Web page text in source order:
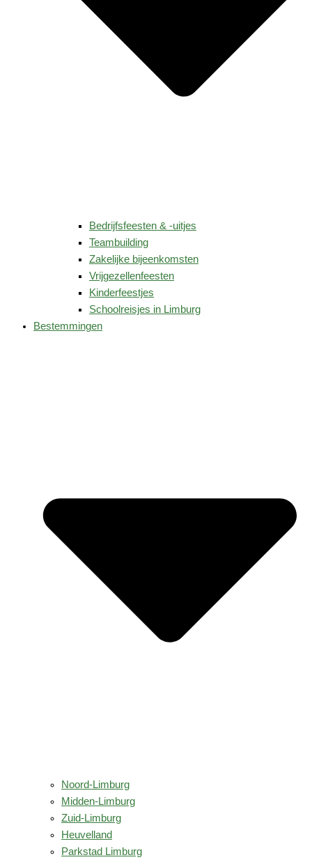
Bedrijfsfeesten & -uitjes
Teambuilding
Zakelijke bijeenkomsten
Vrijgezellenfeesten
Kinderfeestjes
Schoolreisjes in Limburg
Bestemmingen
Noord-Limburg
Midden-Limburg
Zuid-Limburg
Heuvelland
Parkstad Limburg